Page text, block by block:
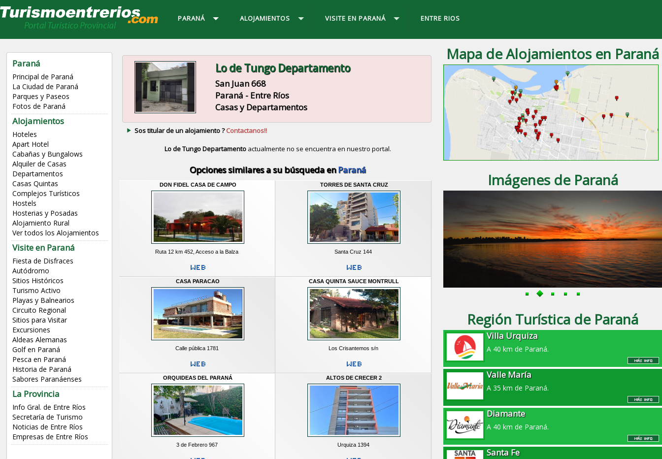
PARANÁ ALOJAMIENTOS VISITE EN PARANÁ ENTRE RIOS
Paraná
Principal de Paraná
La Ciudad de Paraná
Parques y Paseos
Fotos de Paraná
Alojamientos
Hoteles
Apart Hotel
Cabañas y Bungalows
Alquiler de Casas
Departamentos
Casas Quintas
Complejos Turísticos
Hostels
Hosterias y Posadas
Alojamiento Rural
Ver todos los Alojamientos
Visite en Paraná
Fiesta de Disfraces
Autódromo
Sitios Históricos
Turismo Activo
Playas y Balnearios
Circuito Regional
Sitios para Visitar
Excursiones
Aldeas Alemanas
Golf en Paraná
Pesca en Paraná
Historia de Paraná
Sabores Paranáenses
La Provincia
Info Gral. de Entre Ríos
Secretaría de Turismo
Noticias de Entre Ríos
Empresas de Entre Ríos
Lo de Tungo Departamento
San Juan 668
Paraná - Entre Ríos
Casas y Departamentos
Sos titular de un alojamiento ?Contactanos!!
Lo de Tungo Departamento actualmente no se encuentra en nuestro portal.
en la ciudad de , Entre Ríos.
Opciones similares a su búsqueda enParaná
DON FIDEL CASA DE CAMPO
Ruta 12 km 452, Acceso a la Balza
TORRES DE SANTA CRUZ
Santa Cruz 144
CASA PARACAO
Calle pública 1781
CASA QUINTA SAUCE MONTRULL
Los Crisantemos s/n
ORQUIDEAS DEL PARANÁ
3 de Febrero 967
ALTOS DE CRECER 2
Urquiza 1394
Mapa de Alojamientos en Paraná
Imágenes de Paraná
Región Turística de Paraná
Villa Urquiza
A 40 km de Paraná.
Valle María
A 35 km de Paraná.
Diamante
A 40 km de Paraná.
Santa Fe